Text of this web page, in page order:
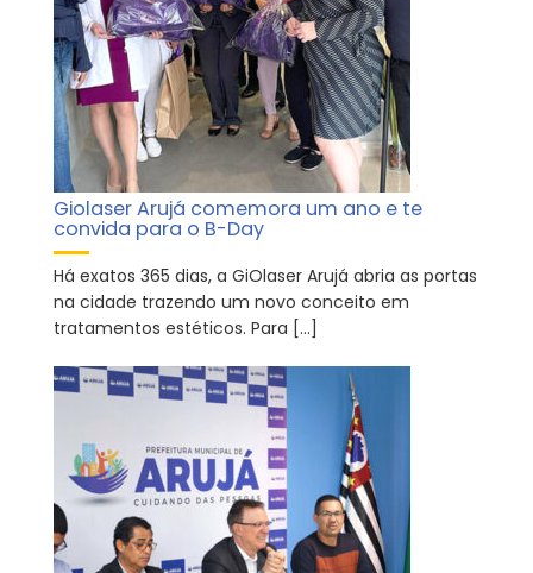
Giolaser Arujá comemora um ano e te
convida para o B-Day
Há exatos 365 dias, a GiOlaser Arujá abria as portas
na cidade trazendo um novo conceito em
tratamentos estéticos. Para […]